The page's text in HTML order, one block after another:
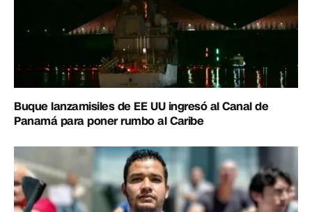
Buque lanzamisiles de EE UU ingresó al Canal de
Panamá para poner rumbo al Caribe